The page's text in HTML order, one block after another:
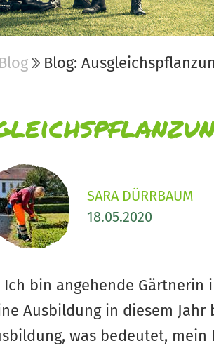
Blog:
SARA DÜRRBAUM
18.05.2020
bin angehende Gärtnerin
Ausbildung in diesem Jahr
was bedeutet,